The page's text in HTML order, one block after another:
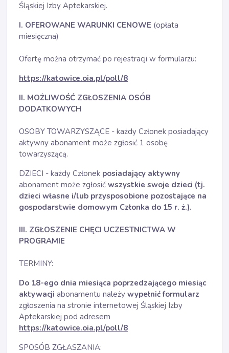
Śląskiej Izby Aptekarskiej.
I. OFEROWANE WARUNKI CENOWE (opłata
miesięczna)
Ofertę można otrzymać po rejestracji w formularzu:
https://katowice.oia.pl/poll/8
II. MOŻLIWOŚĆ ZGŁOSZENIA OSÓB
DODATKOWYCH
OSOBY TOWARZYSZĄCE - każdy Członek posiadający
aktywny abonament może zgłosić 1 osobę
towarzyszącą.
DZIECI - każdy Członek posiadający aktywny
abonament może zgłosić wszystkie swoje dzieci (tj.
dzieci własne i/lub przysposobione pozostające na
gospodarstwie domowym Członka do 15 r. ż.).
III. ZGŁOSZENIE CHĘCI UCZESTNICTWA W
PROGRAMIE
TERMINY:
Do 18-ego dnia miesiąca poprzedzającego miesiąc
aktywacji abonamentu należy wypełnić formularz
zgłoszenia na stronie internetowej Śląskiej Izby
Aptekarskiej pod adresem
https://katowice.oia.pl/poll/8
SPOSÓB ZGŁASZANIA: